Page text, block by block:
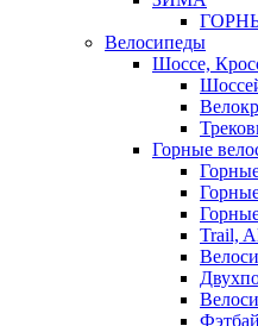
Велосипеды
Шоссе,
Горные
Trail,